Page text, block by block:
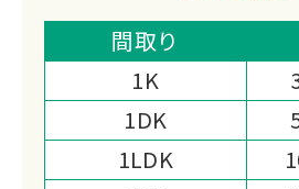
家財整理（生前の想い出
理・相続支援整理・遺
て、地域社会福祉へも
窮者の方をはじめとし
付活動をすることにより
間取り
1K
1DK
1LDK